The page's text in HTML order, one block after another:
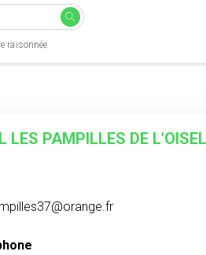
raisonnée
LES PAMPILLES DE